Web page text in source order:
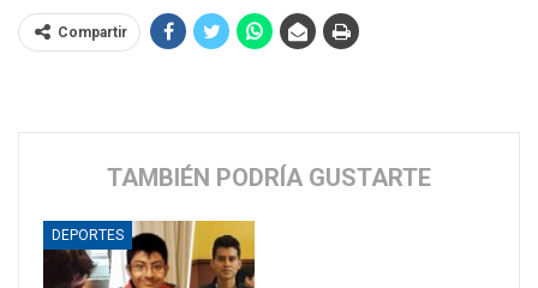
Compartir
TAMBIÉN PODRÍA GUSTARTE
DEPORTES